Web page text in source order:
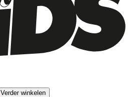
Verder winkelen